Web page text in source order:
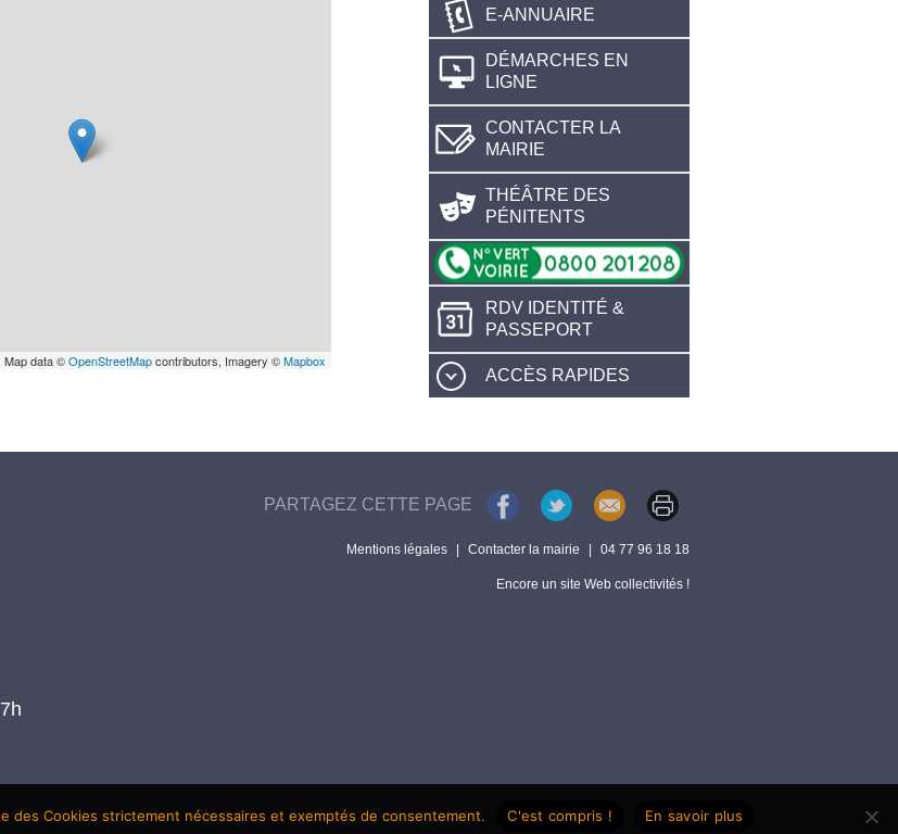
| Map data ©OpenStreetMapcontributors, Imagery ©Mapbox
E-ANNUAIRE
DÉMARCHES EN
LIGNE
CONTACTER LA
MAIRIE
THÉÂTRE DES
PÉNITENTS
RDV IDENTITÉ &
PASSEPORT
ACCÈS RAPIDES
PARTAGEZ CETTE PAGE
Mentions légales Contacter la mairie 04 77 96 18 18
Encore un site Web collectivités !
des Cookies strictement nécessaires et exemptés de consentement. C'est compris ! En savoir plus